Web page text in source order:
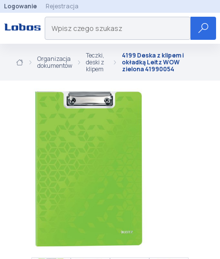
Logowanie Rejestracja
Organizacja
dokumentów
Teczki,
deski z
klipem
4199 Deska z klipem i
okładką Leitz WOW
zielona 41990054